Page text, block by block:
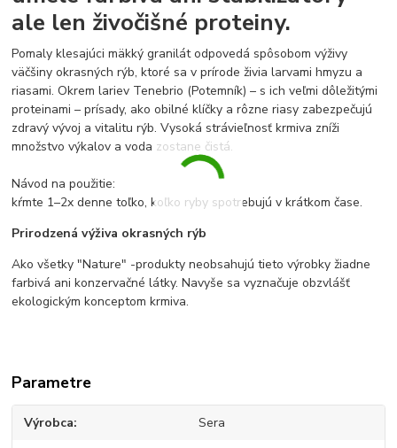
ale len živočišné proteiny.
Pomaly klesajúci mäkký granilát odpovedá spôsobom výživy
väčšiny okrasných rýb, ktoré sa v prírode živia larvami hmyzu a
riasami. Okrem lariev Tenebrio (Potemník) – s ich veľmi dôležitými
proteinami – prísady, ako obilné klíčky a rôzne riasy zabezpečujú
zdravý vývoj a vitalitu rýb. Vysoká strávieľnosť krmiva zníži
množstvo výkalov a voda zostane čistá.
Návod na použitie:
kŕmte 1–2x denne toľko, koľko ryby spotrebujú v krátkom čase.
Prirodzená výživa okrasných rýb
Ako všetky "Nature" -produkty neobsahujú tieto výrobky žiadne
farbivá ani konzervačné látky. Navyše sa vyznačuje obzvlášť
ekologickým konceptom krmiva.
Parametre
Výrobca Sera